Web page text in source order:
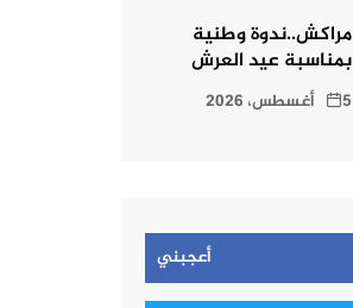
مراكش..ندوة وطنية
بمناسبة عيد العرش
5 أغسطس، 2026
أعجبني